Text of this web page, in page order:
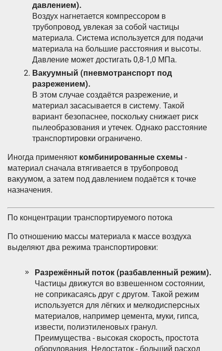
давлением).
Воздух нагнетается компрессором в
трубопровод, увлекая за собой частицы
материала. Система используется для подачи
материала на большие расстояния и высоты.
Давление может достигать 0,8-1,0 МПа.
Вакуумный (пневмотранспорт под
разрежением).
В этом случае создаётся разрежение, и
материал засасывается в систему. Такой
вариант безопаснее, поскольку снижает риск
пылеобразования и утечек. Однако расстояние
транспортировки ограничено.
Иногда применяют комбинированные схемы -
материал сначала втягивается в трубопровод
вакуумом, а затем под давлением подаётся к точке
назначения.
По концентрации транспортируемого потока
По отношению массы материала к массе воздуха
выделяют два режима транспортировки:
Разрежённый поток (разбавленный режим).
Частицы движутся во взвешенном состоянии,
не соприкасаясь друг с другом. Такой режим
используется для лёгких и мелкодисперсных
материалов, например цемента, муки, гипса,
извести, полиэтиленовых гранул.
Преимущества - высокая скорость, простота
оборудования. Недостаток - больший расход